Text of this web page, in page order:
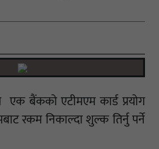
बैंकको एटीमएम कार्ड प्रयोग
रकम निकाल्दा शुल्क तिर्नु पर्ने